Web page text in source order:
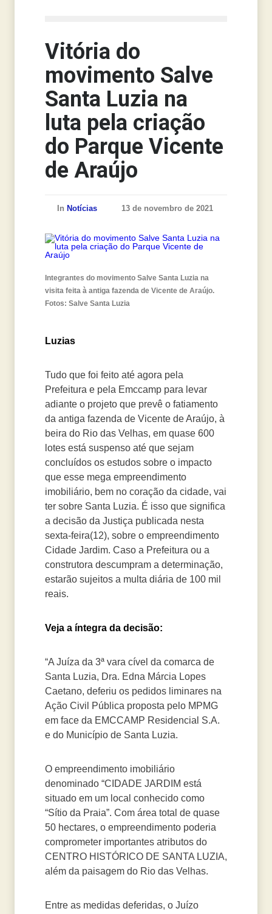
Vitória do
movimento Salve
Santa Luzia na
luta pela criação
do Parque Vicente
de Araújo
In Notícias 13 de novembro de 2021
Integrantes do movimento Salve Santa Luzia na
visita feita à antiga fazenda de Vicente de Araújo.
Fotos: Salve Santa Luzia
Luzias
Tudo que foi feito até agora pela
Prefeitura e pela Emccamp para levar
adiante o projeto que prevê o fatiamento
da antiga fazenda de Vicente de Araújo, à
beira do Rio das Velhas, em quase 600
lotes está suspenso até que sejam
concluídos os estudos sobre o impacto
que esse mega empreendimento
imobiliário, bem no coração da cidade, vai
ter sobre Santa Luzia. É isso que significa
a decisão da Justiça publicada nesta
sexta-feira(12), sobre o empreendimento
Cidade Jardim. Caso a Prefeitura ou a
construtora descumpram a determinação,
estarão sujeitos a multa diária de 100 mil
reais.
Veja a íntegra da decisão:
“A Juíza da 3ª vara cível da comarca de
Santa Luzia, Dra. Edna Márcia Lopes
Caetano, deferiu os pedidos liminares na
Ação Civil Pública proposta pelo MPMG
em face da EMCCAMP Residencial S.A.
e do Município de Santa Luzia.
O empreendimento imobiliário
denominado “CIDADE JARDIM está
situado em um local conhecido como
“Sítio da Praia”. Com área total de quase
50 hectares, o empreendimento poderia
comprometer importantes atributos do
CENTRO HISTÓRICO DE SANTA LUZIA,
além da paisagem do Rio das Velhas.
Entre as medidas deferidas, o Juízo